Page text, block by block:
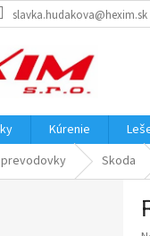
slavka.hudakova@hexim.sk
Kúrenie
Skoda